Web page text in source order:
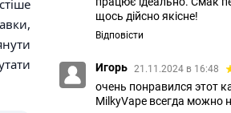
щось дійсно якісне!
Відповісти
Игорь 21.11.2024 в 16:48
очень понравился этот
MilkyVape всегда можно